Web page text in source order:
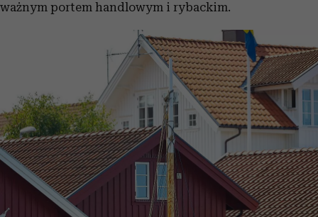
ważnym portem handlowym i rybackim.